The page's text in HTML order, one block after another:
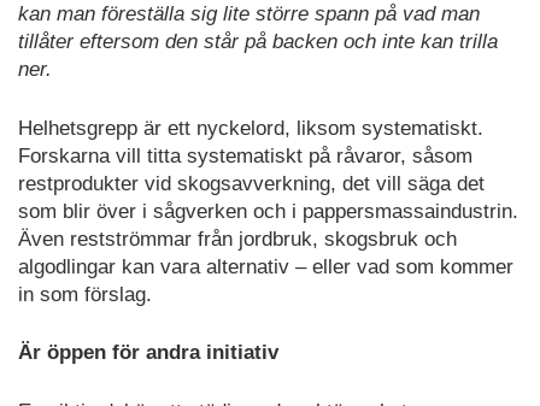
kan man föreställa sig lite större spann på vad man
tillåter eftersom den står på backen och inte kan trilla
ner.
Helhetsgrepp är ett nyckelord, liksom systematiskt.
Forskarna vill titta systematiskt på råvaror, såsom
restprodukter vid skogsavverkning, det vill säga det
som blir över i sågverken och i pappersmassaindustrin.
Även restströmmar från jordbruk, skogsbruk och
algodlingar kan vara alternativ – eller vad som kommer
in som förslag.
Är öppen för andra initiativ